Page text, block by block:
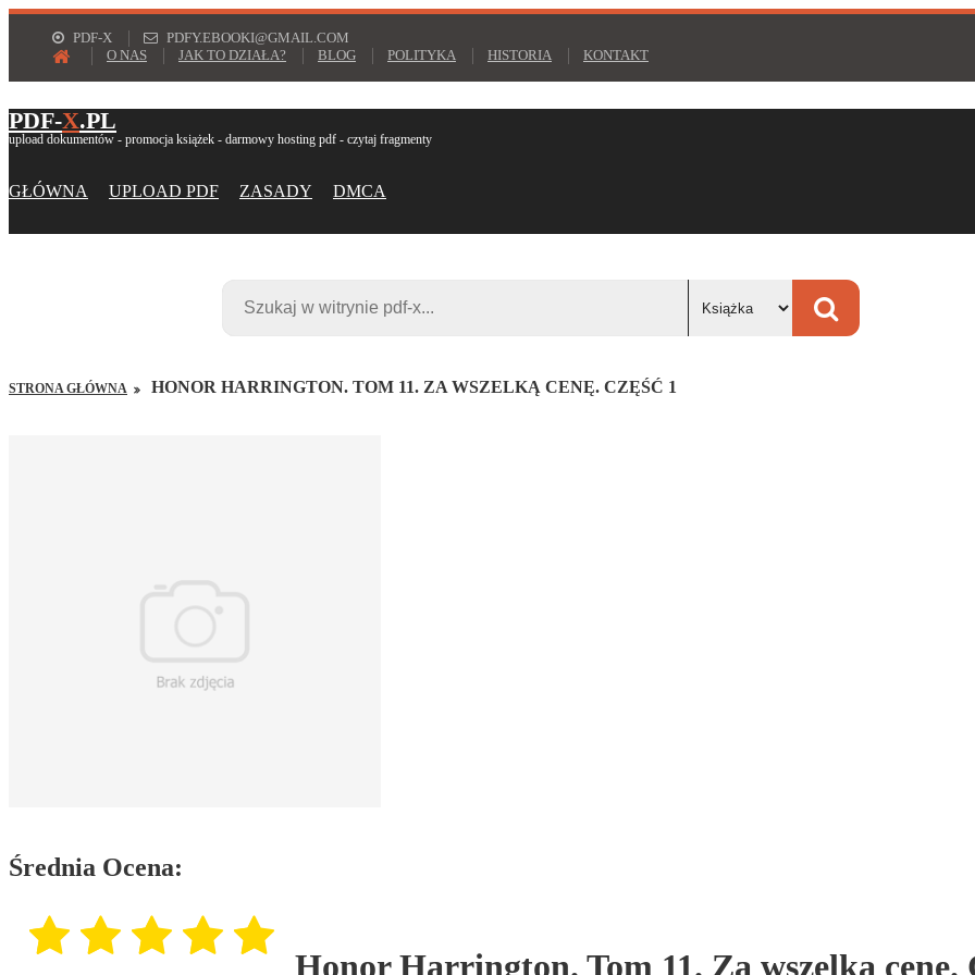
PDF-X
PDFY.EBOOKI@GMAIL.COM
O NAS
JAK TO DZIAŁA? BLOG POLITYKA HISTORIA KONTAKT
PDF-X.PL
upload dokumentów - promocja książek - darmowy hosting pdf - czytaj fragmenty
GŁÓWNA UPLOAD PDF ZASADY DMCA
STRONA GŁÓWNA HONOR HARRINGTON. TOM 11. ZA WSZELKĄ CENĘ. CZĘŚĆ 1
Średnia Ocena:
Honor Harrington. Tom 11. Za wszelką cenę.